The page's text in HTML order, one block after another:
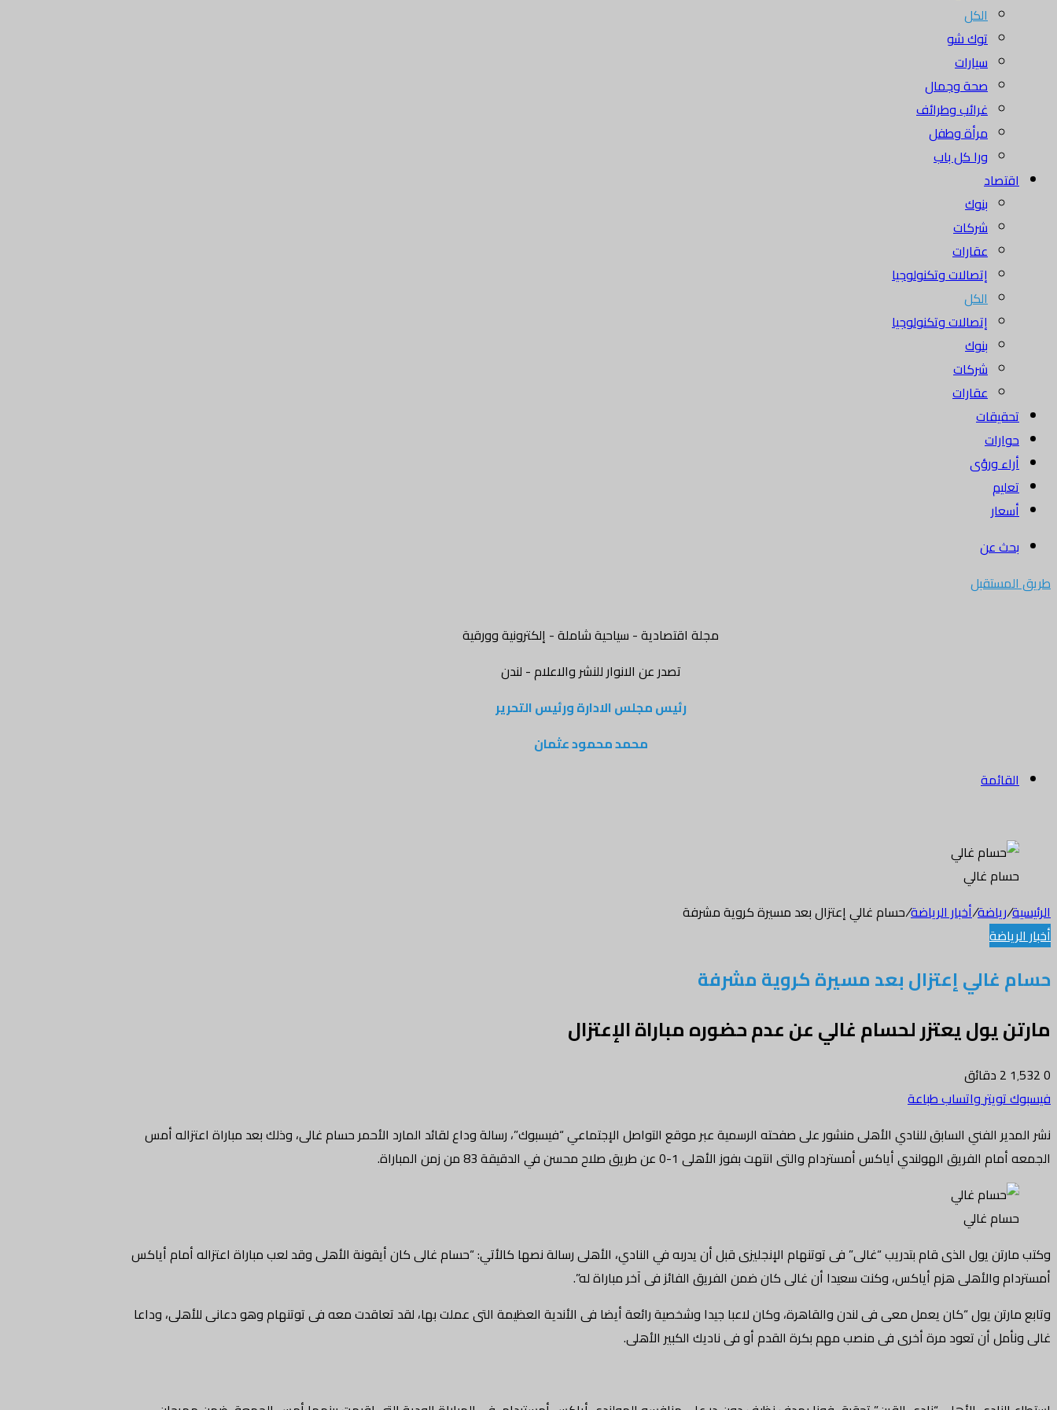
الكل
توك شو
سيارات
صحة وجمال
غرائب وطرائف
مرأة وطفل
ورا كل باب
اقتصاد
بنوك
شركات
عقارات
إتصالات وتكنولوجيا
الكل
إتصالات وتكنولوجيا
بنوك
شركات
عقارات
تحقيقات
حوارات
أراء ورؤى
تعليم
أسعار
بحث عن
طريق المستقبل
مجلة اقتصادية - سياحية شاملة - إلكترونية وورقية
تصدر عن الانوار للنشر والاعلام - لندن
رئيس مجلس الادارة ورئيس التحرير
محمد محمود عثمان
القائمة
حسام غالي
الرئيسية/رياضة/أخبار الرياضة/حسام غالي إعتزال بعد مسيرة كروية مشرفة
أخبار الرياضة
حسام غالي إعتزال بعد مسيرة كروية مشرفة
مارتن يول يعتزر لحسام غالي عن عدم حضوره مباراة الإعتزال
0
2 دقائق
فيسبوكتويتر واتسابطباعة
نشر المدير الفني السابق للنادي الأهلى منشور على صفحته الرسمية عبر موقع التواصل الإجتماعي “فيسبوك”، رسالة وداع لقائد المارد الأحمر حسام غالى، وذلك بعد مباراة اعتزاله أمس
الجمعه أمام الفريق الهولندي أياكس أمستردام والتى انتهت بفوز الأهلى 1-0 عن طريق صلاح محسن في الدقيقة 83 من زمن المباراة.
حسام غالي
وكتب مارتن يول الذى قام بتدريب “غالى” فى توتنهام الإنجليزى قبل أن يدربه في النادي، الأهلى رسالة نصها كالأتي: “حسام غالى كان أيقونة الأهلى وقد لعب مباراة اعتزاله أمام أياكس
أمستردام والأهلى هزم أياكس، وكنت سعيدا أن غالى كان ضمن الفريق الفائز فى آخر مباراة له”.
وتابع مارتن يول “كان يعمل معى فى لندن والقاهرة، وكان لاعبا جيدا وشخصية رائعة أيضا فى الأندية العظيمة التى عملت بها، لقد تعاقدت معه فى توتنهام وهو دعانى للأهلى، وداعا
غالى ونأمل أن تعود مرة أخرى فى منصب مهم بكرة القدم أو فى ناديك الكبير الأهلى.